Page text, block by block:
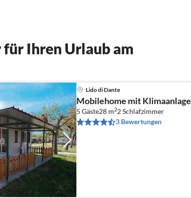
für Ihren Urlaub am
Lido di Dante
Mobilehome mit Klimaanlage
5 Gäste28 m22Schlafzimmer
3 Bewertungen